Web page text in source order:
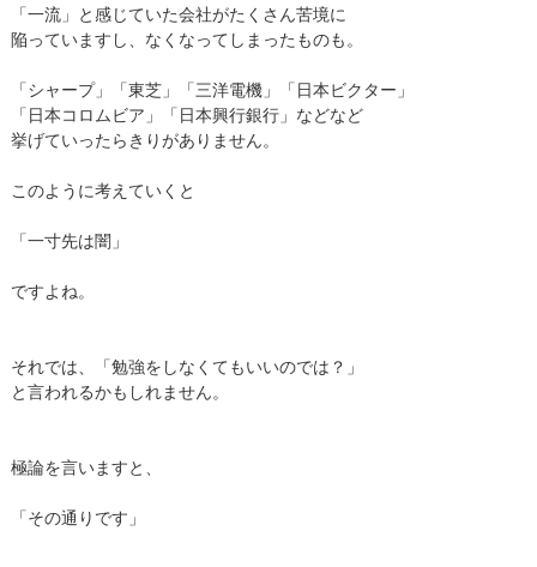
「一流」と感じていた会社がたくさん苦境に
陥っていますし、なくなってしまったものも。
「シャープ」「東芝」「三洋電機」「日本ビクター」
「日本コロムビア」「日本興行銀行」などなど
挙げていったらきりがありません。
このように考えていくと
「一寸先は闇」
ですよね。
それでは、「勉強をしなくてもいいのでは？」
と言われるかもしれません。
極論を言いますと、
「その通りです」